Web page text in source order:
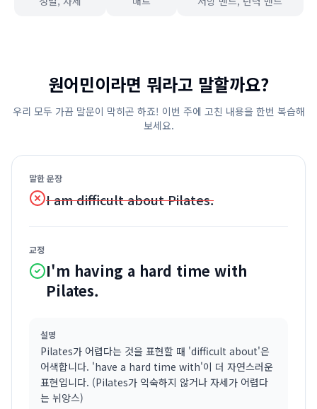
원어민이라면 뭐라고 말할까요?
우리 모두 가끔 말문이 막히곤 하죠! 이번 주에 고친 내용을 한번 복습해
보세요.
말한 문장
I am difficult about Pilates.
교정
I'm having a hard time with
Pilates.
설명
Pilates가 어렵다는 것을 표현할 때 'difficult about'은
어색합니다. 'have a hard time with'이 더 자연스러운
표현입니다. (Pilates가 익숙하지 않거나 자세가 어렵다
는 뉘앙스)